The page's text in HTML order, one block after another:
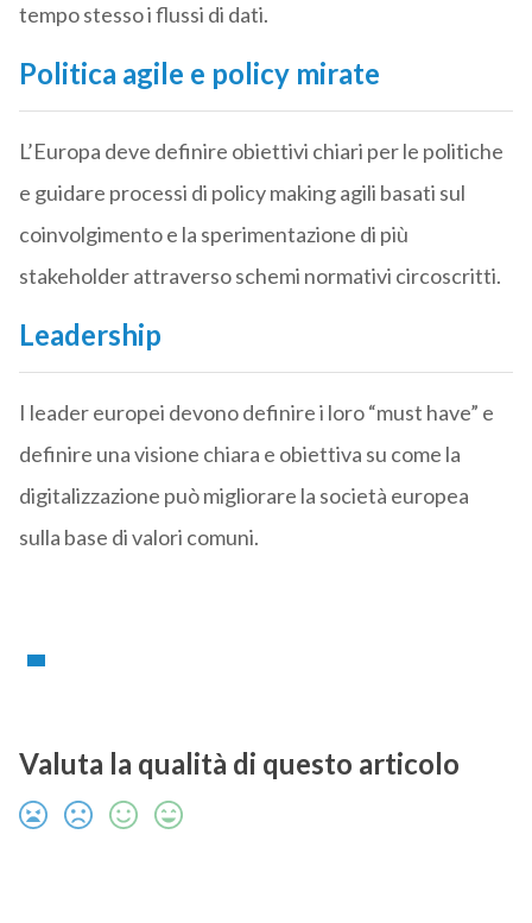
tempo stesso i flussi di dati.
Politica agile e policy mirate
L’Europa deve definire obiettivi chiari per le politiche
e guidare processi di policy making agili basati sul
coinvolgimento e la sperimentazione di più
stakeholder attraverso schemi normativi circoscritti.
Leadership
I leader europei devono definire i loro “must have” e
definire una visione chiara e obiettiva su come la
digitalizzazione può migliorare la società europea
sulla base di valori comuni.
Valuta la qualità di questo articolo